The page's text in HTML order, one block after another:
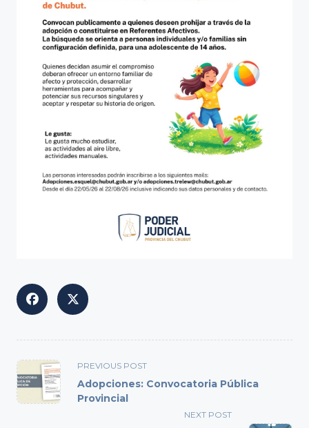
<span
class="nav-
subtitle
PREVIOUS POST
Adopciones: Convocatoria Pública
Provincial
NEXT POST